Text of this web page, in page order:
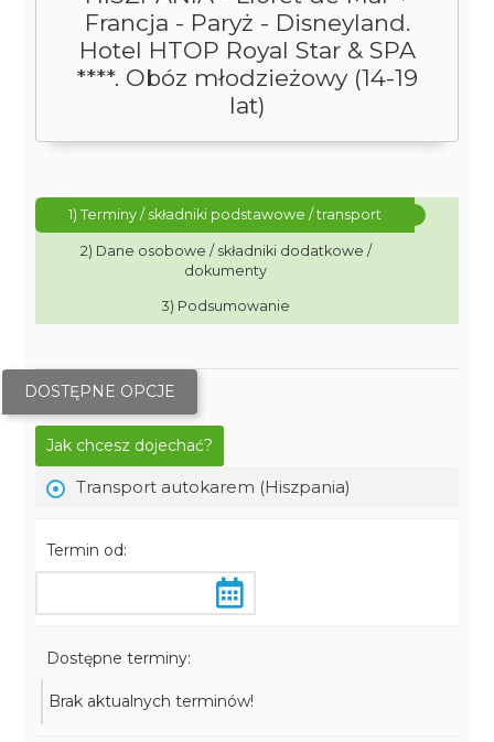
Francja - Paryż - Disneyland.
Hotel HTOP Royal Star & SPA
****. Obóz młodzieżowy (14-19
lat)
1) Terminy / składniki podstawowe / transport
2) Dane osobowe / składniki dodatkowe /
dokumenty
3) Podsumowanie
DOSTĘPNE OPCJE
Jak chcesz dojechać?
Transport autokarem (Hiszpania)
Termin od:
Dostępne terminy:
Brak aktualnych terminów!